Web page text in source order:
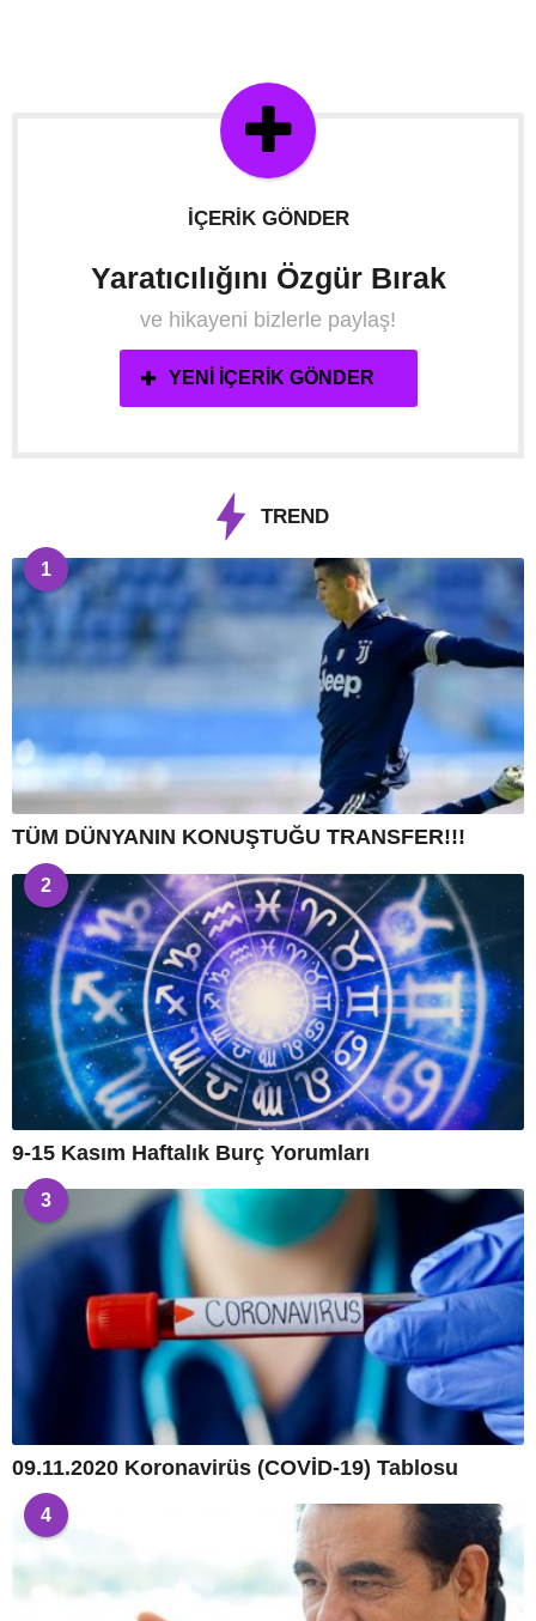
İÇERIK GÖNDER
Yaratıcılığını Özgür Bırak
ve hikayeni bizlerle paylaş!
YENI İÇERIK GÖNDER
TREND
1
TÜM DÜNYANIN KONUŞTUĞU TRANSFER!!!
2
9-15 Kasım Haftalık Burç Yorumları
3
09.11.2020 Koronavirüs (COVİD-19) Tablosu
4